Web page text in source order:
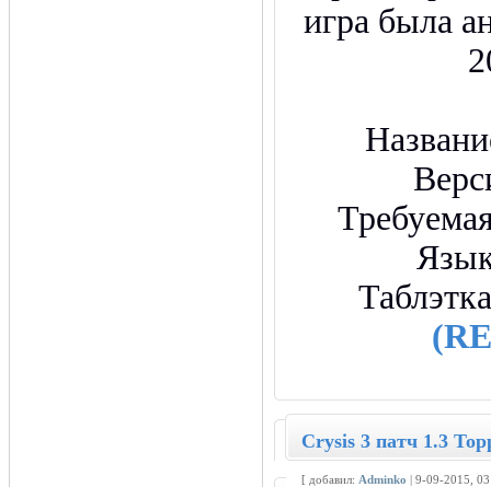
игра была
Crysis 3 патч 1.3
[ добавил: Adminko | 9-09-2015,